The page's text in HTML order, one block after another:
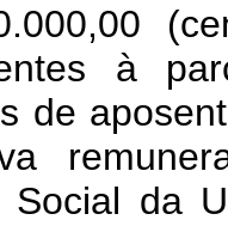
à
de
Social da